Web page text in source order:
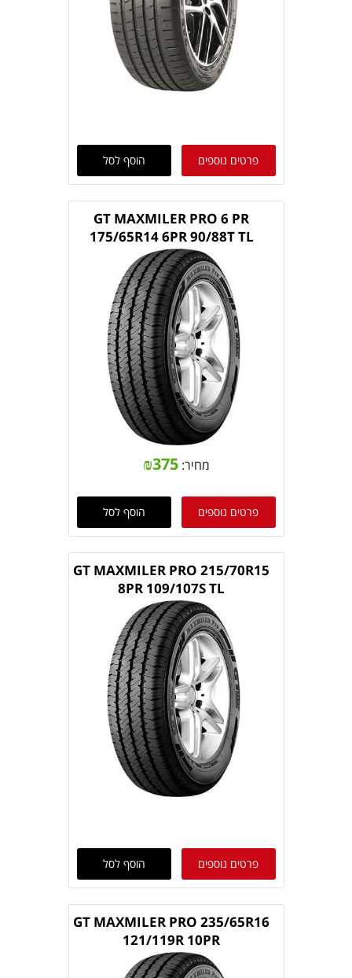
פרטים נוספים הוסף לסל
GT MAXMILER PRO 6 PR
175/65R14 6PR 90/88T TL
מחיר: ₪375
פרטים נוספים הוסף לסל
GT MAXMILER PRO 215/70R15
8PR 109/107S TL
פרטים נוספים הוסף לסל
GT MAXMILER PRO 235/65R16
121/119R 10PR